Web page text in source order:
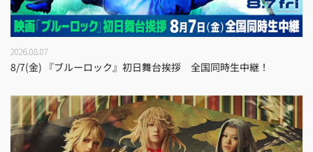
2026.08.07
8/7(金) 『ブルーロック』初日舞台挨拶 全国同時生中継！